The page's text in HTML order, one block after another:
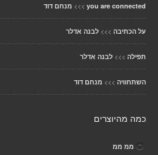
you are connected
>>> מנחם דוד
על הכתיבה >>> לבנה אדלר
תפילה >>> לבנה אדלר
השתחוויה >>> מנחם דוד
כמה מהיוצרים
ממ ממ